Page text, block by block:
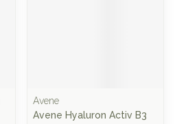
Avene
Avene Hyaluron Activ B3